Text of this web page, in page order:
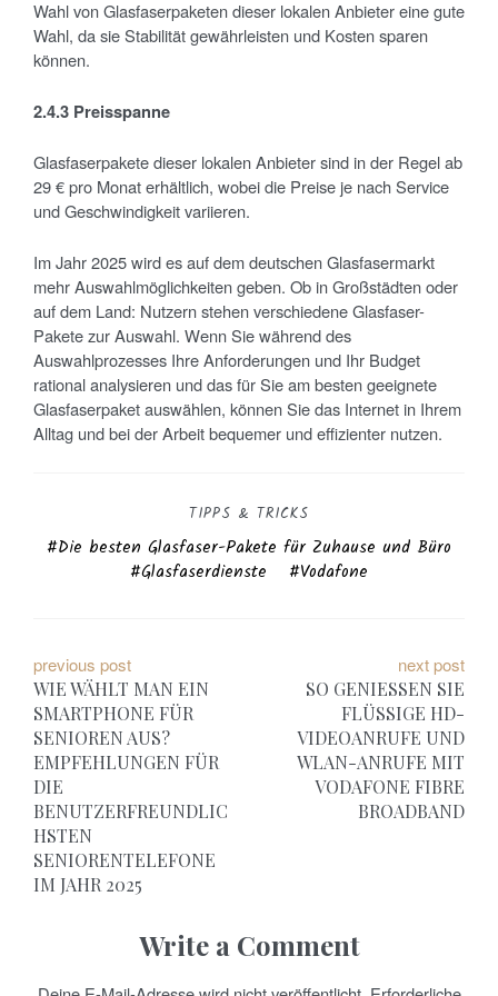
Wahl von Glasfaserpaketen dieser lokalen Anbieter eine gute
Wahl, da sie Stabilität gewährleisten und Kosten sparen
können.
2.4.3 Preisspanne
Glasfaserpakete dieser lokalen Anbieter sind in der Regel ab
29 € pro Monat erhältlich, wobei die Preise je nach Service
und Geschwindigkeit variieren.
Im Jahr 2025 wird es auf dem deutschen Glasfasermarkt
mehr Auswahlmöglichkeiten geben. Ob in Großstädten oder
auf dem Land: Nutzern stehen verschiedene Glasfaser-
Pakete zur Auswahl. Wenn Sie während des
Auswahlprozesses Ihre Anforderungen und Ihr Budget
rational analysieren und das für Sie am besten geeignete
Glasfaserpaket auswählen, können Sie das Internet in Ihrem
Alltag und bei der Arbeit bequemer und effizienter nutzen.
TIPPS & TRICKS
Die besten Glasfaser-Pakete für Zuhause und Büro
Glasfaserdienste
Vodafone
B
e
i
t
r
a
previous post
WIE WÄHLT MAN EIN
SMARTPHONE FÜR
SENIOREN AUS?
EMPFEHLUNGEN FÜR
DIE
BENUTZERFREUNDLIC
HSTEN
SENIORENTELEFONE
IM JAHR 2025
next post
SO GENIESSEN SIE F
LÜSSIGE HD-V
IDEOANRUFE UND W
LAN-ANRUFE MIT V
ODAFONE FIBRE B
ROADBAND
Write a Comment